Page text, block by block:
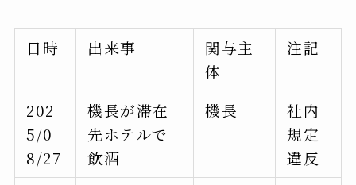
日時 出来事
関与主
体
注記
202
5/0
8/27
機長が滞在
先ホテルで
飲酒
機長
社内
規定
違反